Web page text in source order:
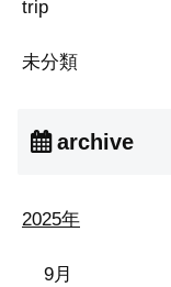
trip
未分類
archive
2025年
9月